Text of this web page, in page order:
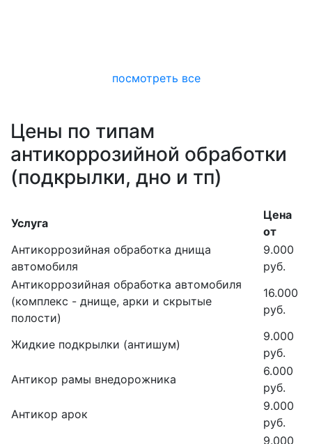
посмотреть все
Цены по типам
антикоррозийной обработки
(подкрылки, дно и тп)
Услуга
Цена
от
Антикоррозийная обработка днища
автомобиля
9.000
руб.
Антикоррозийная обработка автомобиля
(комплекс - днище, арки и скрытые
полости)
16.000
руб.
Жидкие подкрылки (антишум)
9.000
руб.
Антикор рамы внедорожника
6.000
руб.
Антикор арок
9.000
руб.
9.000